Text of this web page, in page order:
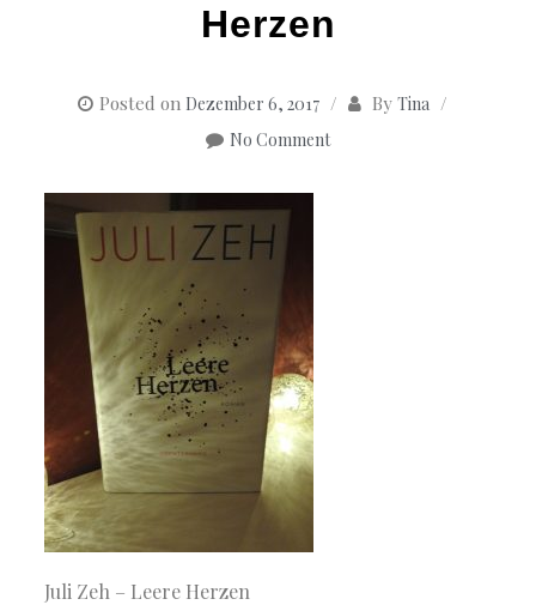
Herzen
Posted on Dezember 6, 2017 By Tina
No Comment
Juli Zeh – Leere Herzen